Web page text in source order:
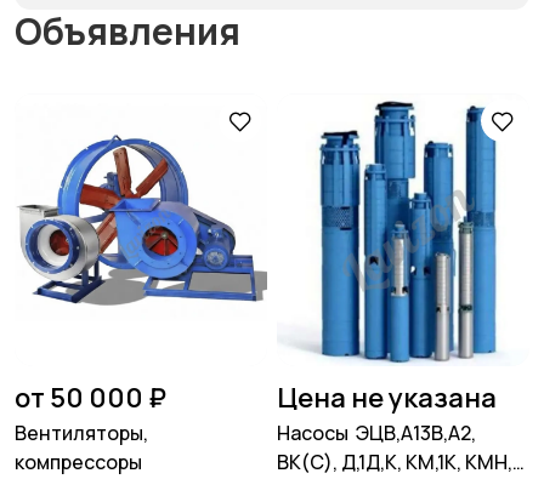
Объявления
от 50 000 ₽
Вентиляторы,
компрессоры
Цена не указана
Насосы ЭЦВ,А13В,А2,
ВК(С), Д,1Д,К, КМ,1К, КМН,